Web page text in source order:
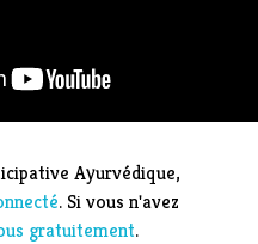
Ayurvédique,
. Si vous n'avez
gratuitement.